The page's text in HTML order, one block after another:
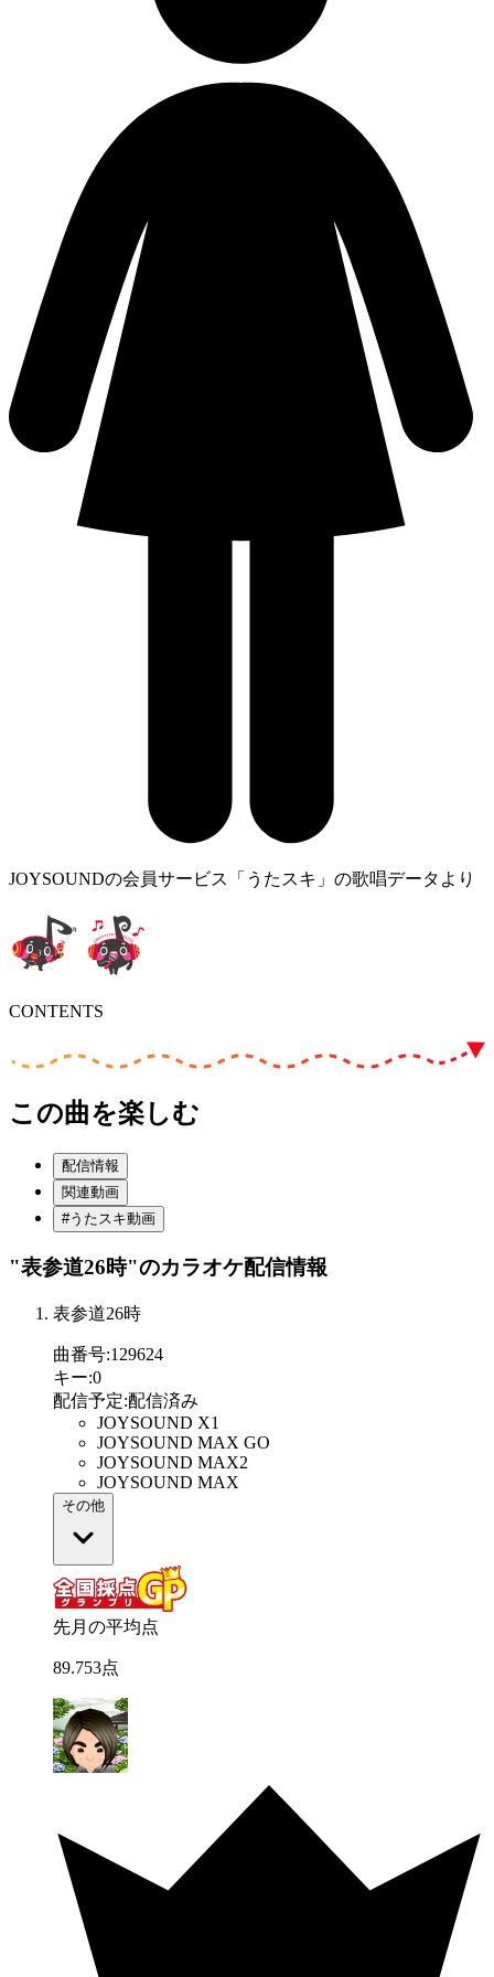
JOYSOUNDの会員サービス「うたスキ」の歌唱データより
CONTENTS
この曲を楽しむ
配信情報
関連動画
#うたスキ動画
"表参道26時"のカラオケ配信情報
表参道26時
曲番号:129624
キー:0
配信予定:配信済み
JOYSOUND X1
JOYSOUND MAX GO
JOYSOUND MAX2
JOYSOUND MAX
その他
先月の平均点
89.753点